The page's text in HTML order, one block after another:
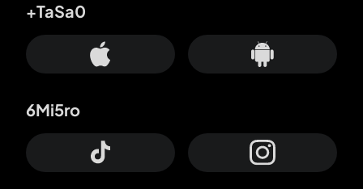
+TaSa0
6Mi5ro